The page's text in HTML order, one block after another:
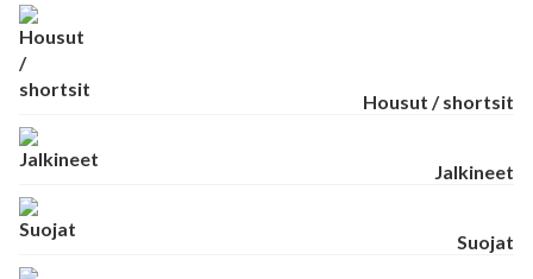
Housut / shortsit
Jalkineet
Suojat